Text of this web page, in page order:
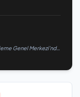
Genel Merkezi’nde